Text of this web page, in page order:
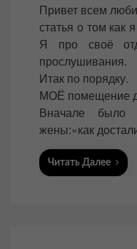
s
t
e
d
o
n
Привет всем
статья о том как
Я про своё
прослушивания.
Итак по порядку.
МОЁ помещение
Вначале
жены:»как
Читать Далее